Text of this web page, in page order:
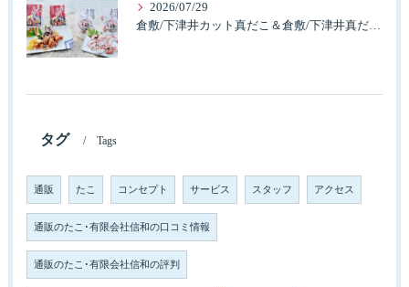
2026/07/29
倉敷/下津井カット真だこ＆倉敷/下津井真だこ唐揚げ・セット人気です。
タグ Tags
通販 たこ コンセプト サービス スタッフ アクセス
通販のたこ･有限会社信和の口コミ情報
通販のたこ･有限会社信和の評判